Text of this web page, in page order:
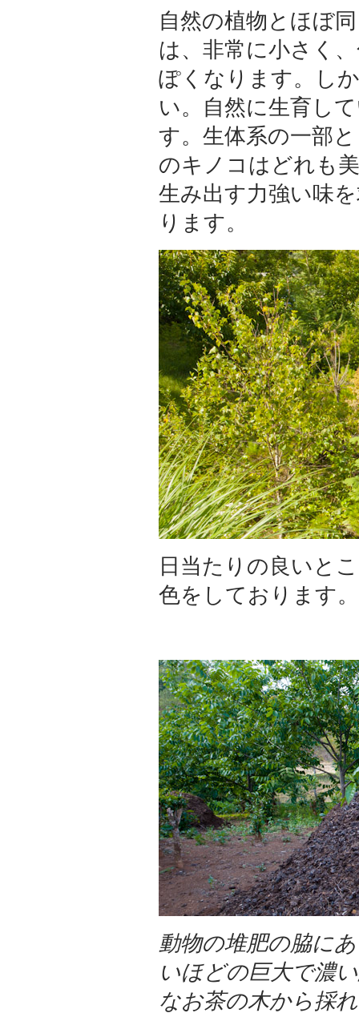
自然の植物とほぼ
は、非常に小さく
ぽくなります。し
い。自然に生育し
す。生体系の一部
のキノコはどれも
生み出す力強い味
ります。
日当たりの良いと
色をしております。
動物の堆肥の脇に
いほどの巨大で濃
なお茶の木から採